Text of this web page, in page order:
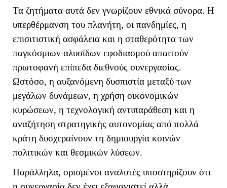
Τα ζητήματα αυτά δεν γνωρίζουν εθνικά σύνορα. Η
υπερθέρμανση του πλανήτη, οι πανδημίες, η
επισιτιστική ασφάλεια και η σταθερότητα των
παγκόσμιων αλυσίδων εφοδιασμού απαιτούν
πρωτοφανή επίπεδα διεθνούς συνεργασίας.
Ωστόσο, η αυξανόμενη δυσπιστία μεταξύ των
μεγάλων δυνάμεων, η χρήση οικονομικών
κυρώσεων, η τεχνολογική αντιπαράθεση και η
αναζήτηση στρατηγικής αυτονομίας από πολλά
κράτη δυσχεραίνουν τη δημιουργία κοινών
πολιτικών και θεσμικών λύσεων.
Παράλληλα, ορισμένοι αναλυτές υποστηρίζουν ότι